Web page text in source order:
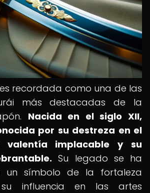
recordada como una de las
más destacadas de la
Nacida en el siglo XII,
por su destreza en el
valentía implacable y su
Su legado se ha
un símbolo de la fortaleza
influencia en las artes